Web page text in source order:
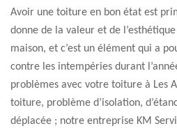
Avoir une toiture en bon état est
donne de la valeur et de
maison, et c’est un élément qui a
contre les intempéries durant
problèmes avec votre toiture à Les
toiture, problème d’isolation,
déplacée ; notre entreprise KM